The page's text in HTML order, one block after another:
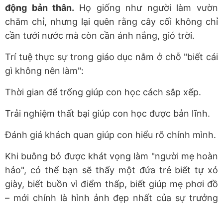
động bản thân. Họ giống như người làm vườn
chăm chỉ, nhưng lại quên rằng cây cối không chỉ
cần tưới nước mà còn cần ánh nắng, gió trời.
Trí tuệ thực sự trong giáo dục nằm ở chỗ "biết cái
gì không nên làm":
Thời gian để trống giúp con học cách sắp xếp.
Trải nghiệm thất bại giúp con học được bản lĩnh.
Đánh giá khách quan giúp con hiểu rõ chính mình.
Khi buông bỏ được khát vọng làm "người mẹ hoàn
hảo", có thể bạn sẽ thấy một đứa trẻ biết tự xỏ
giày, biết buồn vì điểm thấp, biết giúp mẹ phơi đồ
– mới chính là hình ảnh đẹp nhất của sự trưởng